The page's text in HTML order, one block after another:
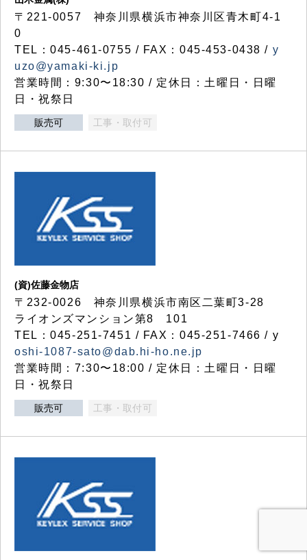
〒221-0057 神奈川県横浜市神奈川区青木町4-1
0
TEL：045-461-0755 / FAX：045-453-0438 / y
uzo@yamaki-ki.jp
営業時間：9:30〜18:30 / 定休日：土曜日・日曜
日・祝祭日
販売可 工事・取付可
(資)佐藤金物店
〒232-0026 神奈川県横浜市南区二葉町3-28
ライオンズマンション第8 101
TEL：045-251-7451 / FAX：045-251-7466 / y
oshi-1087-sato@dab.hi-ho.ne.jp
営業時間：7:30〜18:00 / 定休日：土曜日・日曜
日・祝祭日
販売可 工事・取付可